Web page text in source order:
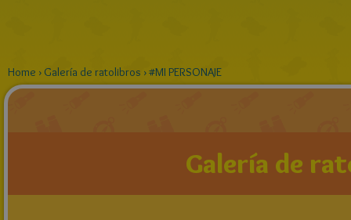
Home › Galería de ratolibros ›#MI PERSONAJE
Galería de